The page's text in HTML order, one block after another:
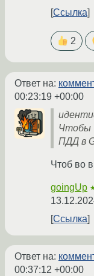
Ссылка
2
Ответ на:
00:23:19 +00:00
Чтобы
ПДД в
Чтоб во
goingUp
Ссылка
Ответ на:
00:37:12 +00:00